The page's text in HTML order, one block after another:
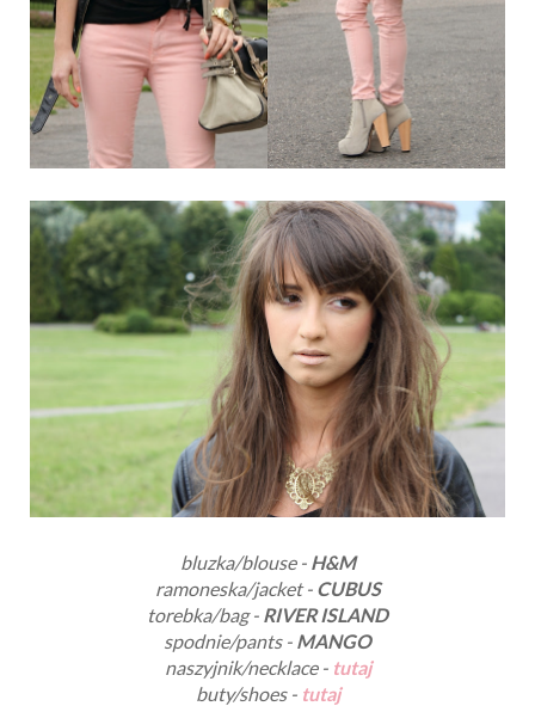
bluzka/blouse -H&M
ramoneska/jacket - CUBUS
torebka/bag - RIVER ISLAND
spodnie/pants - MANGO
naszyjnik/necklace - tutaj
buty/shoes - tutaj